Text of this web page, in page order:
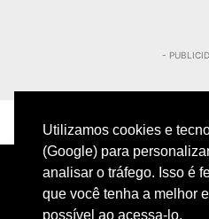
Utilizamos cookies e
(Google) para
analisar o tráfego. Isso é
que você tenha a melhor
possível ao acessa-lo.
-